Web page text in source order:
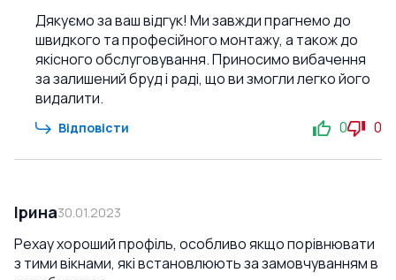
Дякуємо за ваш відгук! Ми завжди прагнемо до
швидкого та професійного монтажу, а також до
якісного обслуговування. Приносимо вибачення
за залишений бруд і раді, що ви змогли легко його
видалити.
Відповісти 0 0
Ірина30.01.2023
Рехау хороший профіль, особливо якщо порівнювати
з тими вікнами, які встановлюють за замовчуванням в